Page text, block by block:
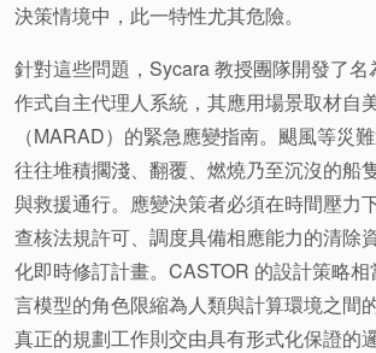
決策情境中，此一特性尤其危險。
針對這些問題，Sycara 教授團隊開發了名
作式自主代理人系統，其應用場景取材自
（MARAD）的緊急應變指南。颶風等災
往往堆積擱淺、翻覆、燃燒乃至沉沒的船
與救援通行。應變決策者必須在時間壓力
查核法規許可、調度具備相應能力的清除
化即時修訂計畫。CASTOR 的設計策略
言模型的角色限縮為人類與計算環境之間
真正的規劃工作則交由具有形式化保證的